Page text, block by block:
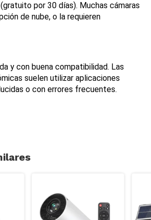
por 30 días). Muchas cámaras
de nube, o la requieren
y con buena compatibilidad. Las
suelen utilizar aplicaciones
o con errores frecuentes.